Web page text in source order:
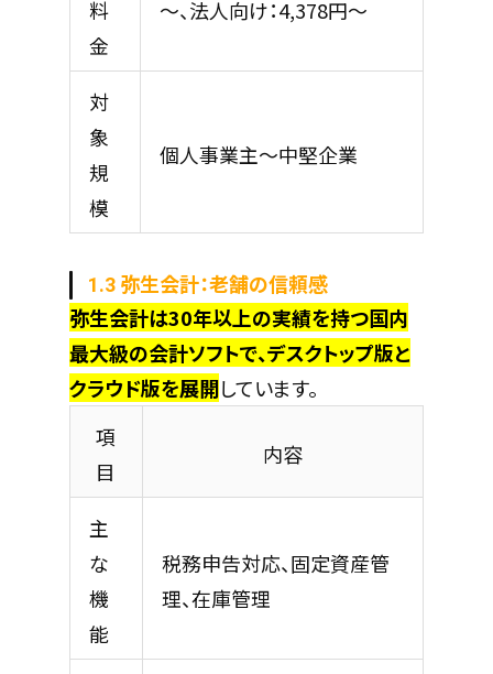
料
金
～、法人向け：4,378円～
対
象
規
模
個人事業主～中堅企業
1.3 弥生会計：老舗の信頼感
弥生会計は30年以上の実績を持つ国内
最大級の会計ソフトで、デスクトップ版と
クラウド版を展開しています。
項
目
内容
主
な
機
能
税務申告対応、固定資産管
理、在庫管理